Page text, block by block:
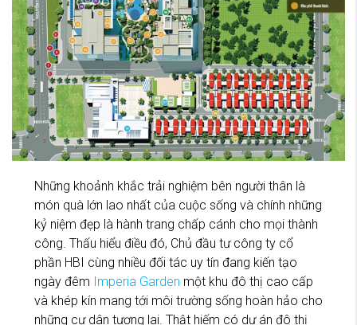
Những khoảnh khắc trải nghiệm bên người thân là
món quà lớn lao nhất của cuộc sống và chính những
kỷ niệm đẹp là hành trang chấp cánh cho mọi thành
công. Thấu hiểu điều đó, Chủ đầu tư công ty cổ
phần HBI cùng nhiều đối tác uy tín đang kiến tạo
ngày đêm Imperia Garden một khu đô thị cao cấp
và khép kín mang tới môi trường sống hoàn hảo cho
những cư dân tương lai. Thật hiếm có dự án đô thị